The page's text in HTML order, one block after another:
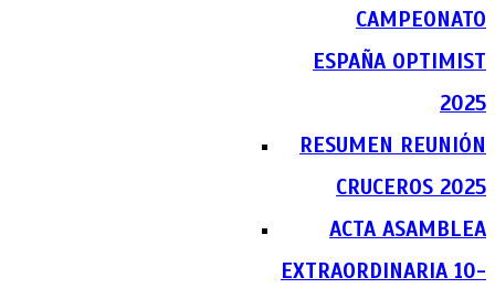
CAMPEONATO
ESPAÑA OPTIMIST
2025
RESUMEN REUNIÓN
CRUCEROS 2025
ACTA ASAMBLEA
EXTRAORDINARIA 10-